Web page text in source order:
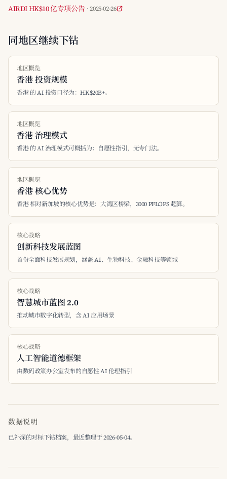
AIRDI HK$10 亿专项公告 · 2025-02-26
同地区继续下钻
地区概览
香港 投资规模
香港 的 AI 投资口径为：HK$20B+。
地区概览
香港 治理模式
香港 的 AI 治理模式可概括为：自愿性指引，无专门法。
地区概览
香港 核心优势
香港 相对新加坡的核心优势是：大湾区桥梁，3000 PFLOPS 超算。
核心战略
创新科技发展蓝图
首份全面科技发展规划，涵盖 AI、生物科技、金融科技等领域
核心战略
智慧城市蓝图 2.0
推动城市数字化转型，含 AI 应用场景
核心战略
人工智能道德框架
由数码政策办公室发布的自愿性 AI 伦理指引
数据说明
已补深的对标下钻档案，最近整理于 2026-05-04。